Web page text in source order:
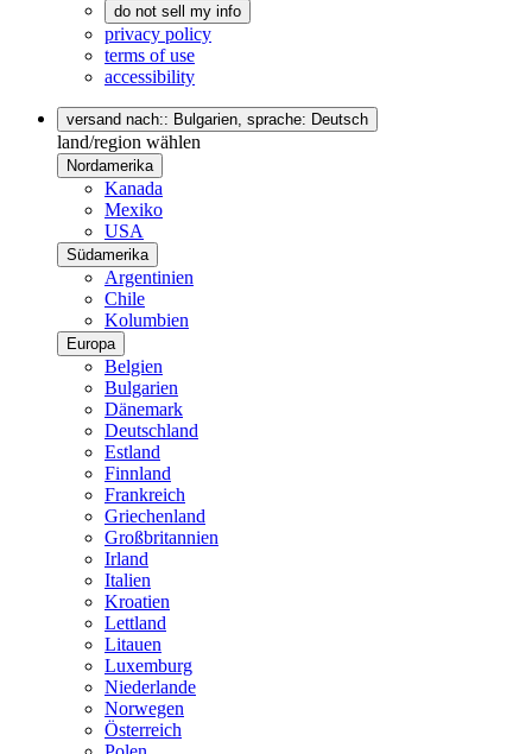
do not sell my info
privacy policy
terms of use
accessibility
versand nach:: Bulgarien, sprache: Deutsch
land/region wählen
Nordamerika
Kanada
Mexiko
USA
Südamerika
Argentinien
Chile
Kolumbien
Europa
Belgien
Bulgarien
Dänemark
Deutschland
Estland
Finnland
Frankreich
Griechenland
Großbritannien
Irland
Italien
Kroatien
Lettland
Litauen
Luxemburg
Niederlande
Norwegen
Österreich